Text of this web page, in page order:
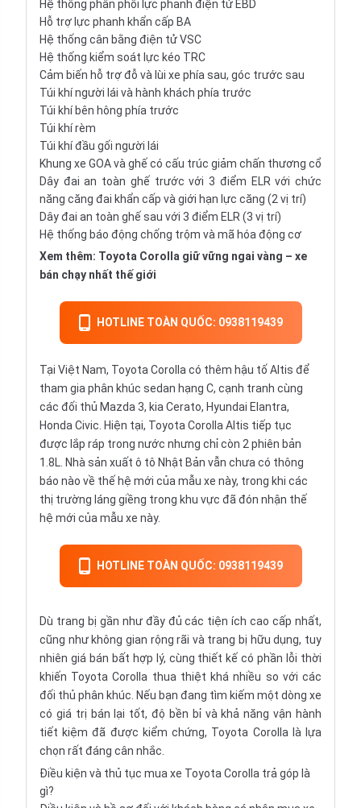
Hệ thống phân phối lực phanh điện tử EBD
Hỗ trợ lực phanh khẩn cấp BA
Hệ thống cân bằng điện tử VSC
Hệ thống kiểm soát lực kéo TRC
Cảm biến hỗ trợ đỗ và lùi xe phía sau, góc trước sau
Túi khí người lái và hành khách phía trước
Túi khí bên hông phía trước
Túi khí rèm
Túi khí đầu gối người lái
Khung xe GOA và ghế có cấu trúc giảm chấn thương cổ
Dây đai an toàn ghế trước với 3 điểm ELR với chức
năng căng đai khẩn cấp và giới hạn lực căng (2 vị trí)
Dây đai an toàn ghế sau với 3 điểm ELR (3 vị trí)
Hệ thống báo động chống trộm và mã hóa động cơ
Xem thêm: Toyota Corolla giữ vững ngai vàng – xe
bán chạy nhất thế giới
HOTLINE TOÀN QUỐC: 0938119439
Tại Việt Nam, Toyota Corolla có thêm hậu tố Altis để
tham gia phân khúc sedan hạng C, cạnh tranh cùng
các đối thủ Mazda 3, kia Cerato, Hyundai Elantra,
Honda Civic. Hiện tại, Toyota Corolla Altis tiếp tục
được lắp ráp trong nước nhưng chỉ còn 2 phiên bản
1.8L. Nhà sản xuất ô tô Nhật Bản vẫn chưa có thông
báo nào về thế hệ mới của mẫu xe này, trong khi các
thị trường láng giềng trong khu vực đã đón nhận thế
hệ mới của mẫu xe này.
HOTLINE TOÀN QUỐC: 0938119439
Dù trang bị gần như đầy đủ các tiện ích cao cấp nhất,
cũng như không gian rộng rãi và trang bị hữu dụng, tuy
nhiên giá bán bất hợp lý, cùng thiết kế có phần lỗi thời
khiến Toyota Corolla thua thiệt khá nhiều so với các
đối thủ phân khúc. Nếu bạn đang tìm kiếm một dòng xe
có giá trị bán lại tốt, độ bền bỉ và khả năng vận hành
tiết kiệm đã được kiểm chứng, Toyota Corolla là lựa
chọn rất đáng cân nhắc.
Điều kiện và thủ tục mua xe Toyota Corolla trả góp là
gì?